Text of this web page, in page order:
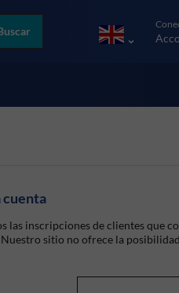
cuenta
las inscripciones de clientes que
sitio no ofrece la